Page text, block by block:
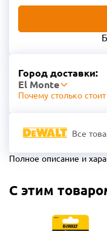
Город доставки:
El Monte
Почему столько
Все
Полное описание и
С этим